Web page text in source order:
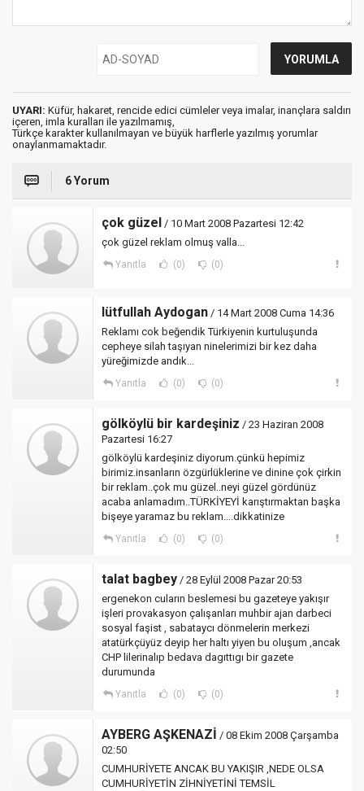
UYARI: Küfür, hakaret, rencide edici cümleler veya imalar, inançlara saldırı
içeren, imla kuralları ile yazılmamış,
Türkçe karakter kullanılmayan ve büyük harflerle yazılmış yorumlar
onaylanmamaktadır.
6 Yorum
çok güzel / 10 Mart 2008 Pazartesi 12:42
çok güzel reklam olmuş valla...
Yanıtla (0) (0)
lütfullah Aydogan / 14 Mart 2008 Cuma 14:36
Reklamı cok beğendik Türkiyenin kurtuluşunda
cepheye silah taşıyan ninelerimizi bir kez daha
yüreğimizde andık...
Yanıtla (0) (0)
gölköylü bir kardeşiniz / 23 Haziran 2008
Pazartesi 16:27
gölköylü kardeşiniz diyorum.çünkü hepimiz
birimiz.insanların özgürlüklerine ve dinine çok çirkin
bir reklam..çok mu güzel..neyi güzel gördünüz
acaba anlamadım..TÜRKİYEYİ karıştırmaktan başka
bişeye yaramaz bu reklam....dikkatinize
Yanıtla (0) (0)
talat bagbey / 28 Eylül 2008 Pazar 20:53
ergenekon cuların beslemesi bu gazeteye yakışır
işleri provakasyon çalışanları muhbir ajan darbeci
sosyal faşist , sabataycı dönmelerin merkezi
atatürkçüyüz deyip her haltı yiyen bu oluşum ,ancak
CHP lilerinalıp bedava dagıttıgı bir gazete
durumunda
Yanıtla (0) (0)
AYBERG AŞKENAZİ / 08 Ekim 2008 Çarşamba
02:50
CUMHURİYETE ANCAK BU YAKIŞIR ,NEDE OLSA
CUMHURİYETİN ZİHNİYETİNİ TEMSİL